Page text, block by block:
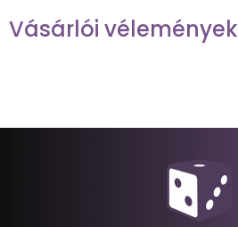
Vásárlói vélemények